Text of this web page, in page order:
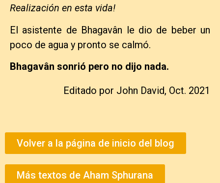
Realización en esta vida!
El asistente de Bhagavân le dio de beber un
poco de agua y pronto se calmó.
Bhagavân sonrió pero no dijo nada.
Editado por John David, Oct. 2021
Volver a la página de inicio del blog
Más textos de Aham Sphurana